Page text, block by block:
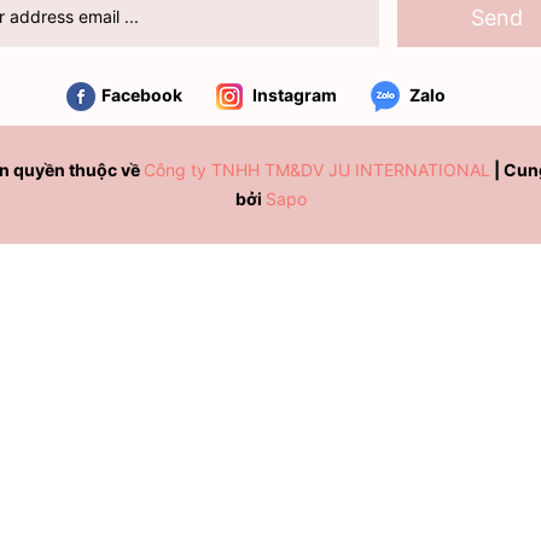
Send
Facebook Instagram Zalo
quyền thuộc về Công ty TNHH TM&DV JU INTERNATIONAL
bởi Sapo